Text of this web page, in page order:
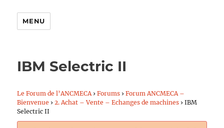
MENU
IBM Selectric II
Le Forum de l’ANCMECA › Forums › Forum ANCMECA –
Bienvenue › 2. Achat – Vente – Echanges de machines › IBM
Selectric II